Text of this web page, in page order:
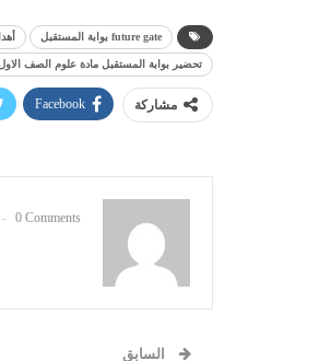
future gate بوابة المستقبل
تحضير بوابة المستقبل مادة علوم الصف
مشاركة Facebook
0 Comments
السابق